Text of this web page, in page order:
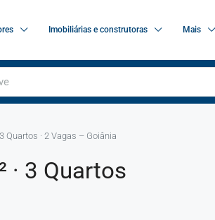
Imobiliárias e construtoras Mais
Quartos · 2 Vagas – Goiânia
3 Quartos